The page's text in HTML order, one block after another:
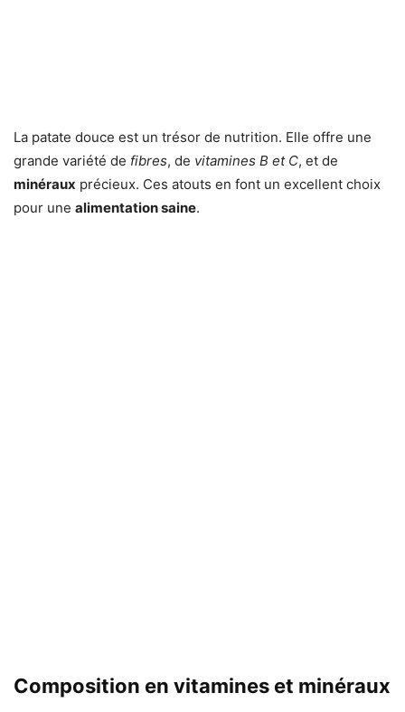
La patate douce est un trésor de nutrition. Elle offre une
grande variété de fibres, de vitamines B et C, et de
minéraux précieux. Ces atouts en font un excellent choix
pour une alimentation saine.
Composition en vitamines et minéraux